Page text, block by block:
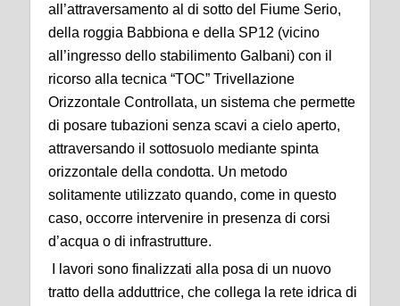
all’attraversamento al di sotto del Fiume Serio,
della roggia Babbiona e della SP12 (vicino
all’ingresso dello stabilimento Galbani) con il
ricorso alla tecnica “TOC” Trivellazione
Orizzontale Controllata, un sistema che permette
di posare tubazioni senza scavi a cielo aperto,
attraversando il sottosuolo mediante spinta
orizzontale della condotta. Un metodo
solitamente utilizzato quando, come in questo
caso, occorre intervenire in presenza di corsi
d’acqua o di infrastrutture.
I lavori sono finalizzati alla posa di un nuovo
tratto della adduttrice, che collega la rete idrica di